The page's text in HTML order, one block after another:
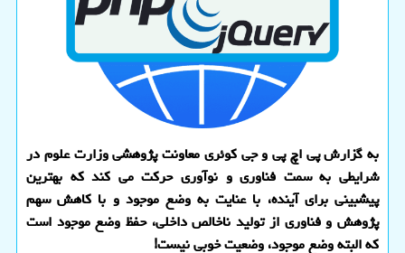
به گزارش پی اچ پی و جی کوئری معاونت پژوهشی وزارت علوم در
شرایطی به سمت فناوری و نوآوری حرکت می کند که بهترین
پیشبینی برای آینده، با عنایت به وضع موجود و با کاهش سهم
پژوهش و فناوری از تولید ناخالص داخلی، حفظ وضع موجود است
که البته وضع موجود، وضعیت خوبی نیست!